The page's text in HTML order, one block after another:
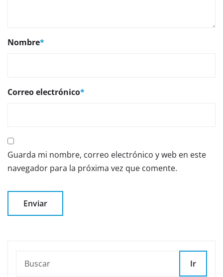
Nombre*
Correo electrónico*
Guarda mi nombre, correo electrónico y web en este
navegador para la próxima vez que comente.
Ir